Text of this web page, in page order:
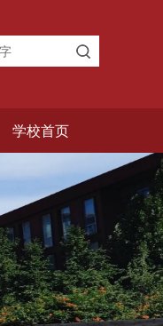
学校首页